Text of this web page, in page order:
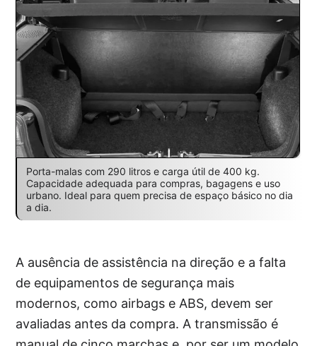
Porta-malas com 290 litros e carga útil de 400 kg.
Capacidade adequada para compras, bagagens e uso
urbano. Ideal para quem precisa de espaço básico no dia
a dia.
A ausência de assistência na direção e a falta
de equipamentos de segurança mais
modernos, como airbags e ABS, devem ser
avaliadas antes da compra. A transmissão é